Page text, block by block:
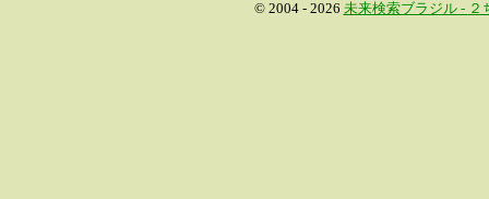
© 2004 - 2026 未来検索ブラジル - ２